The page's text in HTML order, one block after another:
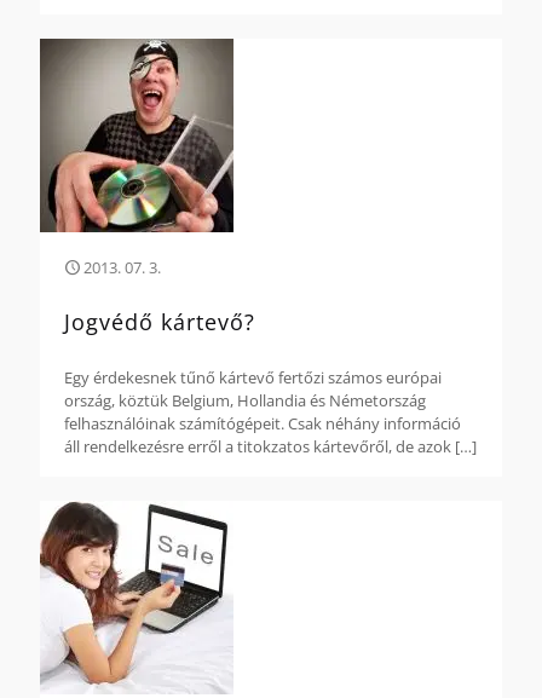
2013. 07. 3.
Jogvédő kártevő?
Egy érdekesnek tűnő kártevő fertőzi számos európai
ország, köztük Belgium, Hollandia és Németország
felhasználóinak számítógépeit. Csak néhány információ
áll rendelkezésre erről a titokzatos kártevőről, de azok […]